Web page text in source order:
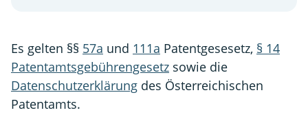
Es gelten §§ 57a und 111a Patentgesesetz, § 14
Patentamtsgebührengesetz sowie die
Datenschutzerklärung des Österreichischen
Patentamts.